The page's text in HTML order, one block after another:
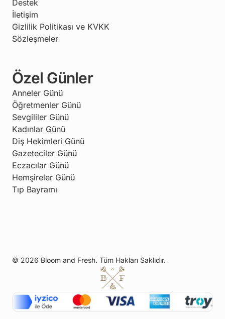
Destek
İletişim
Gizlilik Politikası ve KVKK
Sözleşmeler
Özel Günler
Anneler Günü
Öğretmenler Günü
Sevgililer Günü
Kadınlar Günü
Diş Hekimleri Günü
Gazeteciler Günü
Eczacılar Günü
Hemşireler Günü
Tıp Bayramı
© 2026 Bloom and Fresh. Tüm Hakları Saklıdır.